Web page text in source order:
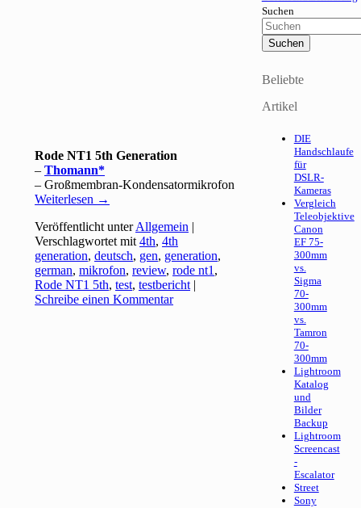
Rode NT1 5th Generation
–Thomann
– Großmembran-Kondensatormikrofon
Weiterlesen →
Veröffentlicht unter Allgemein |
Verschlagwortet mit 4th,4th
generation,deutsch, gen, generation,
german,mikrofon,review,rode nt1 ,
Rode NT1 5th,test,testbericht |
Schreibe einen Kommentar
Suchen
Beliebte
Artikel
DIE
Handschlaufe
für
DSLR-
Kameras
Vergleich
Teleobjektive
Canon
EF 75-
300mm
vs.
Sigma
70-
300mm
vs.
Tamron
70-
300mm
Lightroom
Katalog
und
Bilder
Backup
Lightroom
Screencast
-
Escalator
Street
Sony